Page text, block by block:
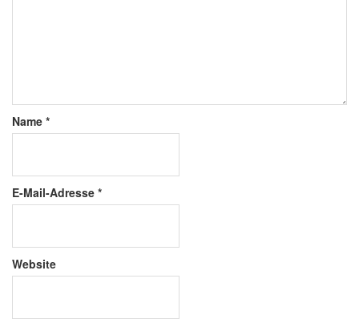
Name *
E-Mail-Adresse *
Website